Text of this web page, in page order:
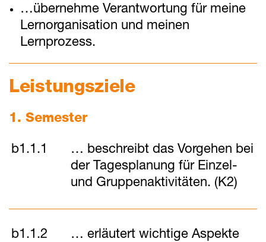
…übernehme Verantwortung für meine
Lernorganisation und meinen
Lernprozess.
Leistungsziele
1. Semester
b1.1.1
… beschreibt das Vorgehen bei
der Tagesplanung für Einzel-
und Gruppenaktivitäten. (K2)
b1.1.2
… erläutert wichtige Aspekte